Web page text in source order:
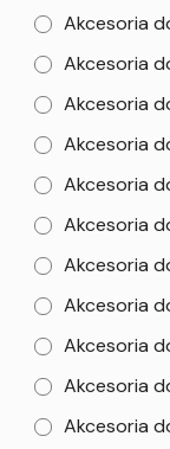
Akcesoria
Akcesoria
Akcesoria
Akcesoria
Akcesoria
Akcesoria
Akcesoria
Akcesoria
Akcesoria
Akcesoria
Akcesoria